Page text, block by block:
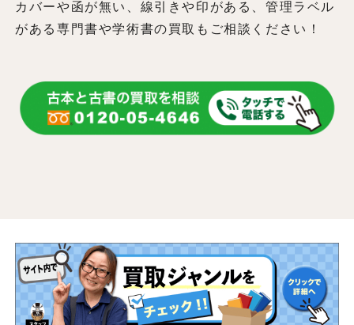
カバーや函が無い、線引きや印がある、管理ラベル
がある専門書や学術書の買取もご相談ください！